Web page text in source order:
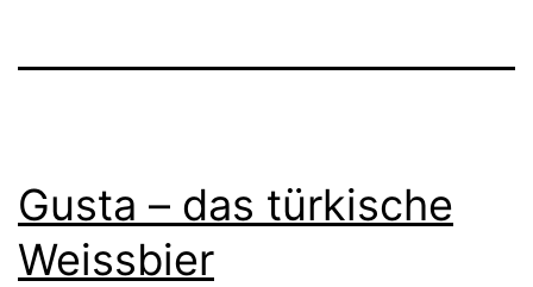
Gusta – das türkische
Weissbier